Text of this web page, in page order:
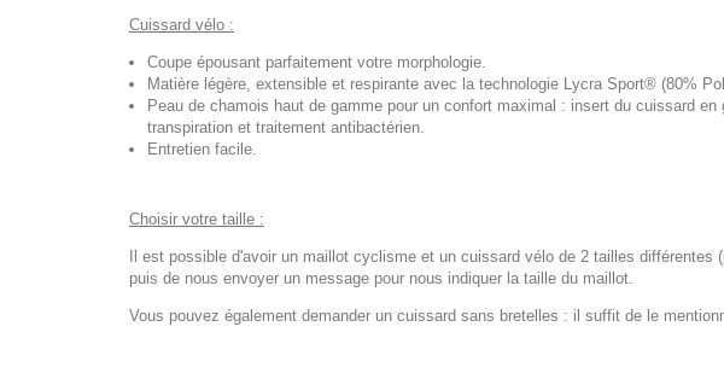
Cuissard vélo :
Coupe épousant parfaitement votre morphologie.
Matière légère, extensible et respirante avec la technologie Lycra Sport® (80%
Peau de chamois haut de gamme pour un confort maximal : insert du cuissard
transpiration et traitement antibactérien.
Entretien facile.
Choisir votre taille :
Il est possible d'avoir un maillot cyclisme et un cuissard vélo de 2 tailles
puis de nous envoyer un message pour nous indiquer la taille du maillot.
Vous pouvez également demander un cuissard sans bretelles : il suffit de le